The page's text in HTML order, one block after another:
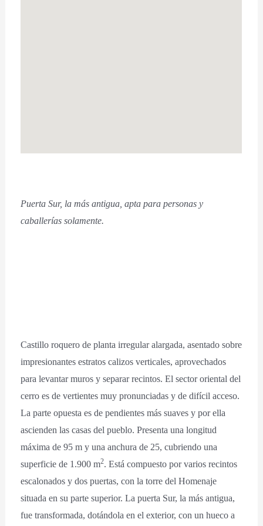
Puerta Sur, la más antigua, apta para personas y
caballerías solamente.
Castillo roquero de planta irregular alargada, asentado sobre
impresionantes estratos calizos verticales, aprovechados
para levantar muros y separar recintos. El sector oriental del
cerro es de vertientes muy pronunciadas y de difícil acceso.
La parte opuesta es de pendientes más suaves y por ella
ascienden las casas del pueblo. Presenta una longitud
máxima de 95 m y una anchura de 25, cubriendo una
superficie de 1.900 m2. Está compuesto por varios recintos
escalonados y dos puertas, con la torre del Homenaje
situada en su parte superior. La puerta Sur, la más antigua,
fue transformada, dotándola en el exterior, con un hueco a